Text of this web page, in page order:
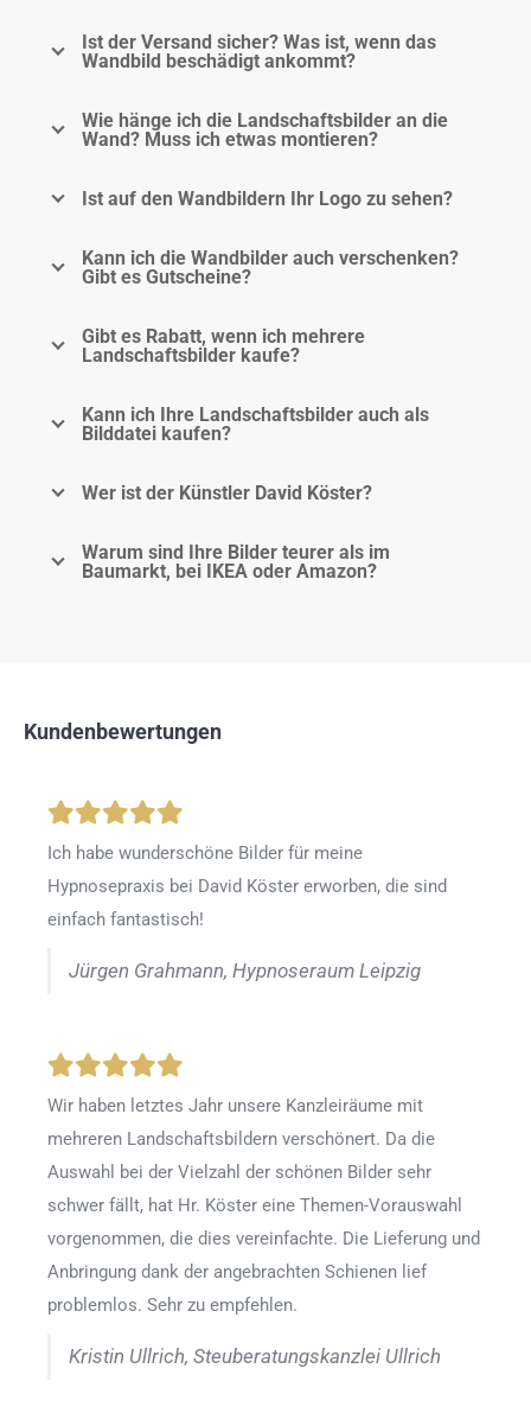
Ist der Versand sicher? Was ist, wenn das
Wandbild beschädigt ankommt?
Wie hänge ich die Landschaftsbilder an die
Wand? Muss ich etwas montieren?
Ist auf den Wandbildern Ihr Logo zu sehen?
Kann ich die Wandbilder auch verschenken?
Gibt es Gutscheine?
Gibt es Rabatt, wenn ich mehrere
Landschaftsbilder kaufe?
Kann ich Ihre Landschaftsbilder auch als
Bilddatei kaufen?
Wer ist der Künstler David Köster?
Warum sind Ihre Bilder teurer als im
Baumarkt, bei IKEA oder Amazon?
Kundenbewertungen
Ich habe wunderschöne Bilder für meine
Hypnosepraxis bei David Köster erworben, die sind
einfach fantastisch!
Jürgen Grahmann, Hypnoseraum Leipzig
Wir haben letztes Jahr unsere Kanzleiräume mit
mehreren Landschaftsbildern verschönert. Da die
Auswahl bei der Vielzahl der schönen Bilder sehr
schwer fällt, hat Hr. Köster eine Themen-Vorauswahl
vorgenommen, die dies vereinfachte. Die Lieferung und
Anbringung dank der angebrachten Schienen lief
problemlos. Sehr zu empfehlen.
Kristin Ullrich, Steuberatungskanzlei Ullrich